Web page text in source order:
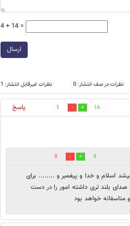
4 + 14 =
ارسال
نظرات در صف انتشار: 0 نظرات غیرقابل انتشار: 1
14
1
پاسخ
8
0
اسلام و خدا و پیغمبر و ........ برای
بلند تری داشته امور را در دست
متاسفانه خواهد بود